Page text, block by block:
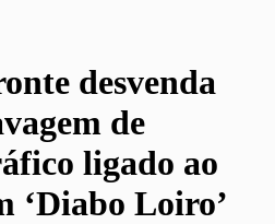
desvenda
de
ligado ao
‘Diabo Loiro’